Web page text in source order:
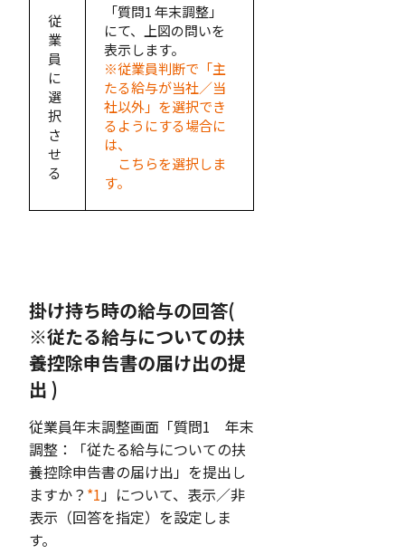
従
業
員
に
選
択
さ
せ
る
「質問1 年末調整」
にて、上図の問いを
表示します。
※従業員判断で「主
たる給与が当社／当
社以外」を選択でき
るようにする場合に
は、
こちらを選択しま
す。
掛け持ち時の給与の回答(
※従たる給与についての扶
養控除申告書の届け出の提
出 )
従業員年末調整画面「質問1 年末
調整：「従たる給与についての扶
養控除申告書の届け出」を提出し
ますか？ *1 」について、表示／非
表示（回答を指定）を設定しま
す。